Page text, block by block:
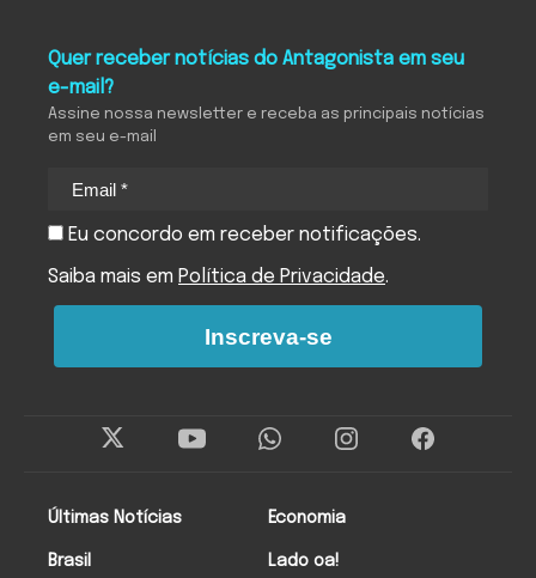
Últimas Notícias
Brasil
Economia
Lado oa!
Quer receber notícias do Antagonista em seu
e-mail?
Assine nossa newsletter e receba as principais notícias
em seu e-mail
Eu concordo em receber notificações.
Saiba mais em Política de Privacidade.
Inscreva-se